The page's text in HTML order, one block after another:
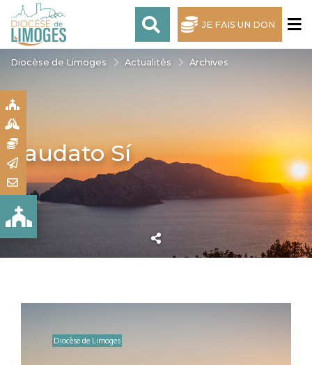
JE FAIS UN DON
Diocèse de Limoges Actualités Archives
Laudato Sí
Diocèse de Limoges